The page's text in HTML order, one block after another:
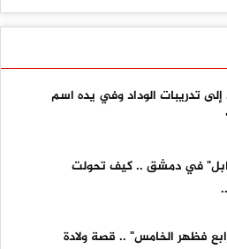
تدريبات الوداد وفي يده اسم
في دمشق .. كيف تحولت
فظهر الخامس" .. قصة ولادة